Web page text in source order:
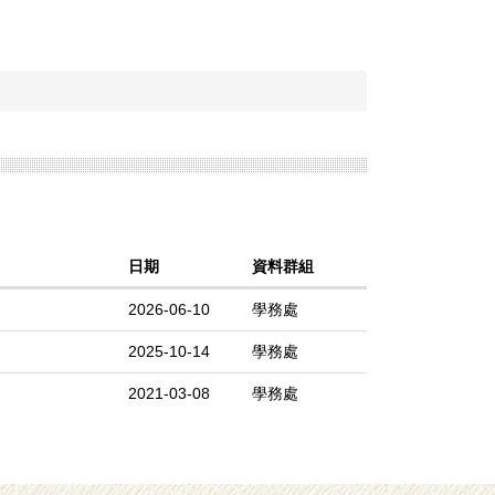
日期 資料群組
2026-06-10 學務處
2025-10-14 學務處
2021-03-08 學務處